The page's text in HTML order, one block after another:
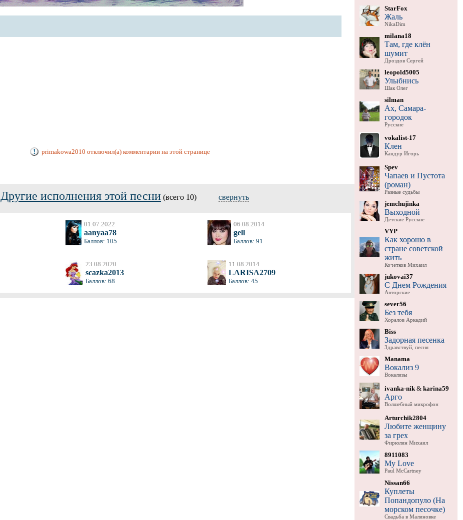
primakowa2010 отключил(а) комментарии на этой странице
Другие исполнения этой песни (всего 10) свернуть
01.07.2022
aanyaa78
Баллов: 105
06.08.2014
gell
Баллов: 91
23.08.2020
scazka2013
Баллов: 68
11.08.2014
LARISA2709
Баллов: 45
StarFox
Жаль
NikaDim
milana18
Там, где клён
шумит
Дроздов Сергей
leopold5005
Улыбнись
Шак Олег
silman
Ах, Самара-
городок
Русские
vokalist-17
Клен
Кандур Игорь
Spev
Чапаев и Пустота
(роман)
Разные судьбы
jemchujinka
Выходной
Детские Русские
VYP
Как хорошо в
стране советской
жить
Кочетков Михаил
jukovai37
С Днем Рождения
Авторские
sever56
Без тебя
Хоралов Аркадий
Biss
Задорная песенка
Здравствуй, песня
Manama
Вокализ 9
Вокализы
ivanka-nik& karina59
Арго
Волшебный микрофон
Arturchik2804
Любите женщину
за грех
Фирюлин Михаил
8911083
My Love
Paul McCartney
Nissan66
Куплеты
Попандопуло (На
морском песочке)
Свадьба в Малиновке